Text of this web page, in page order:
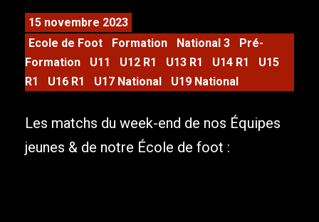
15 novembre 2023
Ecole de Foot
Formation National 3
Pré-
Formation
U11 U12 R1 U13 R1 U14 R1
U15
R1
U16 R1 U17 National U19 National
Les matchs du week-end de nos Équipes
jeunes & de notre École de foot :